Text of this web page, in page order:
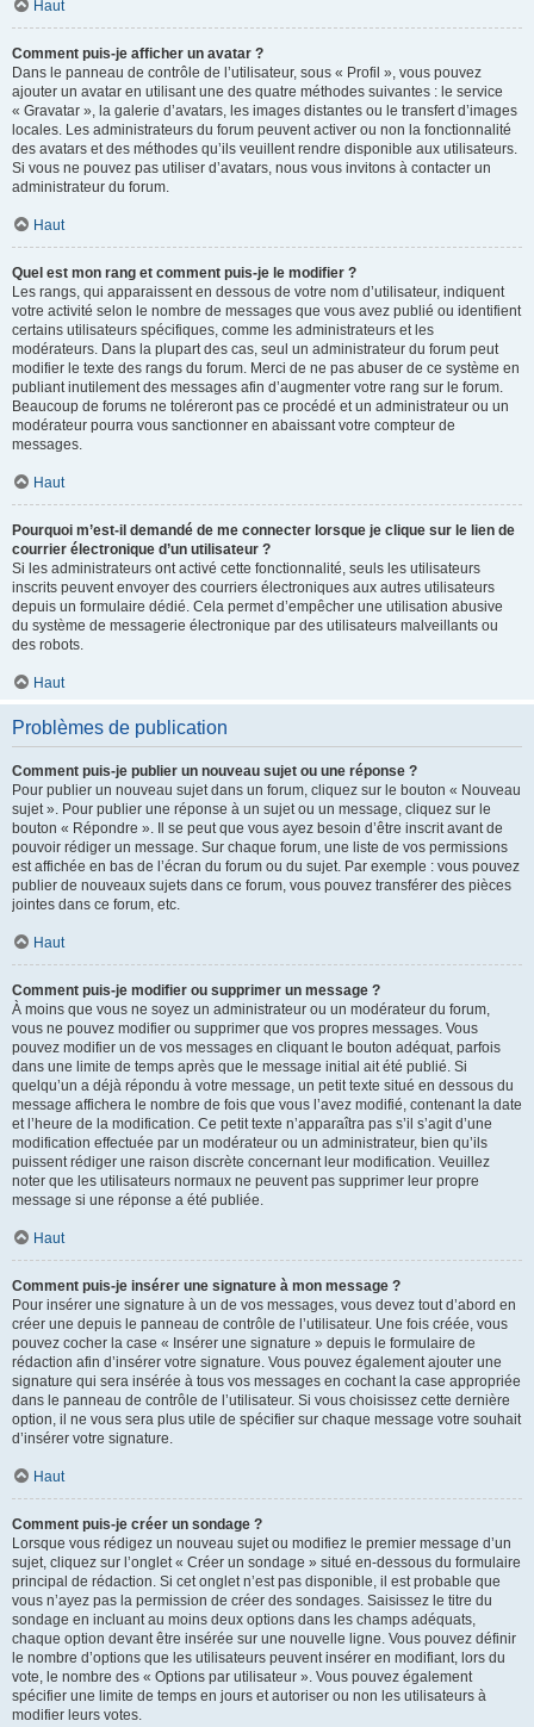
Haut
Comment puis-je afficher un avatar ?
Dans le panneau de contrôle de l’utilisateur, sous « Profil », vous pouvez
ajouter un avatar en utilisant une des quatre méthodes suivantes : le service
« Gravatar », la galerie d’avatars, les images distantes ou le transfert d’images
locales. Les administrateurs du forum peuvent activer ou non la fonctionnalité
des avatars et des méthodes qu’ils veuillent rendre disponible aux utilisateurs.
Si vous ne pouvez pas utiliser d’avatars, nous vous invitons à contacter un
administrateur du forum.
Haut
Quel est mon rang et comment puis-je le modifier ?
Les rangs, qui apparaissent en dessous de votre nom d’utilisateur, indiquent
votre activité selon le nombre de messages que vous avez publié ou identifient
certains utilisateurs spécifiques, comme les administrateurs et les
modérateurs. Dans la plupart des cas, seul un administrateur du forum peut
modifier le texte des rangs du forum. Merci de ne pas abuser de ce système en
publiant inutilement des messages afin d’augmenter votre rang sur le forum.
Beaucoup de forums ne toléreront pas ce procédé et un administrateur ou un
modérateur pourra vous sanctionner en abaissant votre compteur de
messages.
Haut
Pourquoi m’est-il demandé de me connecter lorsque je clique sur le lien de
courrier électronique d’un utilisateur ?
Si les administrateurs ont activé cette fonctionnalité, seuls les utilisateurs
inscrits peuvent envoyer des courriers électroniques aux autres utilisateurs
depuis un formulaire dédié. Cela permet d’empêcher une utilisation abusive
du système de messagerie électronique par des utilisateurs malveillants ou
des robots.
Haut
Problèmes de publication
Comment puis-je publier un nouveau sujet ou une réponse ?
Pour publier un nouveau sujet dans un forum, cliquez sur le bouton « Nouveau
sujet ». Pour publier une réponse à un sujet ou un message, cliquez sur le
bouton « Répondre ». Il se peut que vous ayez besoin d’être inscrit avant de
pouvoir rédiger un message. Sur chaque forum, une liste de vos permissions
est affichée en bas de l’écran du forum ou du sujet. Par exemple : vous pouvez
publier de nouveaux sujets dans ce forum, vous pouvez transférer des pièces
jointes dans ce forum, etc.
Haut
Comment puis-je modifier ou supprimer un message ?
À moins que vous ne soyez un administrateur ou un modérateur du forum,
vous ne pouvez modifier ou supprimer que vos propres messages. Vous
pouvez modifier un de vos messages en cliquant le bouton adéquat, parfois
dans une limite de temps après que le message initial ait été publié. Si
quelqu’un a déjà répondu à votre message, un petit texte situé en dessous du
message affichera le nombre de fois que vous l’avez modifié, contenant la date
et l’heure de la modification. Ce petit texte n’apparaîtra pas s’il s’agit d’une
modification effectuée par un modérateur ou un administrateur, bien qu’ils
puissent rédiger une raison discrète concernant leur modification. Veuillez
noter que les utilisateurs normaux ne peuvent pas supprimer leur propre
message si une réponse a été publiée.
Haut
Comment puis-je insérer une signature à mon message ?
Pour insérer une signature à un de vos messages, vous devez tout d’abord en
créer une depuis le panneau de contrôle de l’utilisateur. Une fois créée, vous
pouvez cocher la case « Insérer une signature » depuis le formulaire de
rédaction afin d’insérer votre signature. Vous pouvez également ajouter une
signature qui sera insérée à tous vos messages en cochant la case appropriée
dans le panneau de contrôle de l’utilisateur. Si vous choisissez cette dernière
option, il ne vous sera plus utile de spécifier sur chaque message votre souhait
d’insérer votre signature.
Haut
Comment puis-je créer un sondage ?
Lorsque vous rédigez un nouveau sujet ou modifiez le premier message d’un
sujet, cliquez sur l’onglet « Créer un sondage » situé en-dessous du formulaire
principal de rédaction. Si cet onglet n’est pas disponible, il est probable que
vous n’ayez pas la permission de créer des sondages. Saisissez le titre du
sondage en incluant au moins deux options dans les champs adéquats,
chaque option devant être insérée sur une nouvelle ligne. Vous pouvez définir
le nombre d’options que les utilisateurs peuvent insérer en modifiant, lors du
vote, le nombre des « Options par utilisateur ». Vous pouvez également
spécifier une limite de temps en jours et autoriser ou non les utilisateurs à
modifier leurs votes.